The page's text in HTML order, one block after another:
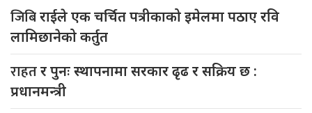
जिबिराईले एक चर्चित पत्रीकाको इमेलमा पठाए रवि
लामिछानेको कर्तुत
राहतर पुनः स्थापनामा सरकार ढृढ र सक्रिय छ :
प्रधानमन्त्री